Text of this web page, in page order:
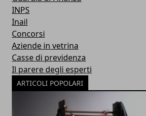
INPS
Inail
Concorsi
Aziende in vetrina
Casse di previdenza
Il parere degli esperti
ARTICOLI POPOLARI